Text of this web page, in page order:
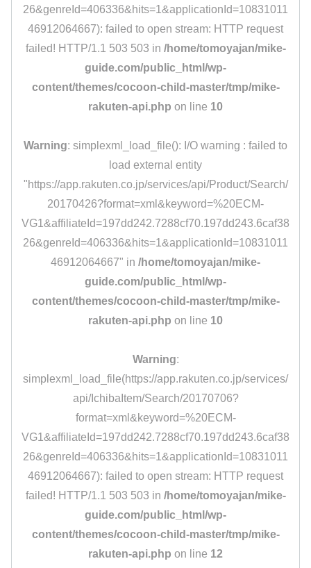
26&genreId=406336&hits=1&applicationId=10831011
46912064667): failed to open stream: HTTP request
failed! HTTP/1.1 503 503 in /home/tomoyajan/mike-
guide.com/public_html/wp-
content/themes/cocoon-child-master/tmp/mike-
rakuten-api.php on line 10
Warning: simplexml_load_file(): I/O warning : failed to
load external entity
"https://app.rakuten.co.jp/services/api/Product/Search/
20170426?format=xml&keyword=%20ECM-
VG1&affiliateId=197dd242.7288cf70.197dd243.6caf38
26&genreId=406336&hits=1&applicationId=10831011
46912064667" in /home/tomoyajan/mike-
guide.com/public_html/wp-
content/themes/cocoon-child-master/tmp/mike-
rakuten-api.php on line 10
Warning:
simplexml_load_file(https://app.rakuten.co.jp/services/
api/IchibaItem/Search/20170706?
format=xml&keyword=%20ECM-
VG1&affiliateId=197dd242.7288cf70.197dd243.6caf38
26&genreId=406336&hits=1&applicationId=10831011
46912064667): failed to open stream: HTTP request
failed! HTTP/1.1 503 503 in /home/tomoyajan/mike-
guide.com/public_html/wp-
content/themes/cocoon-child-master/tmp/mike-
rakuten-api.php on line 12